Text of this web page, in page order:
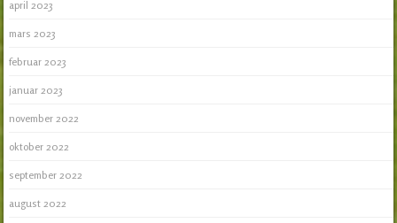
april 2023
mars 2023
februar 2023
januar 2023
november 2022
oktober 2022
september 2022
august 2022